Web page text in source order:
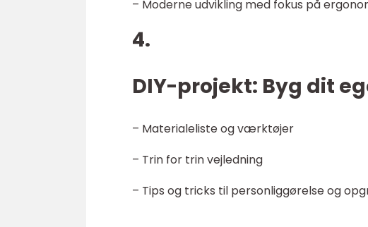
– Moderne udvikling med fokus på
4.
DIY-projekt: Byg dit
– Materialeliste og værktøjer
– Trin for trin vejledning
– Tips og tricks til personliggørelse og